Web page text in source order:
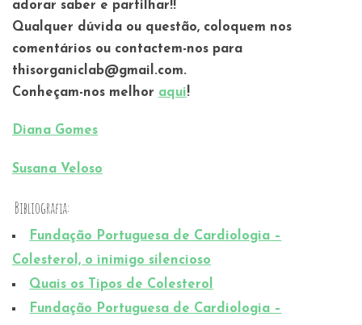
adorar saber e partilhar!!
Qualquer dúvida ou questão, coloquem nos
comentários ou contactem-nos para
thisorganiclab@gmail.com.
Conheçam-nos melhor aqui!
Diana Gomes
Susana Veloso
Bibliografia:
Fundação Portuguesa de Cardiologia –
Colesterol, o inimigo silencioso
Quais os Tipos de Colesterol
Fundação Portuguesa de Cardiologia –